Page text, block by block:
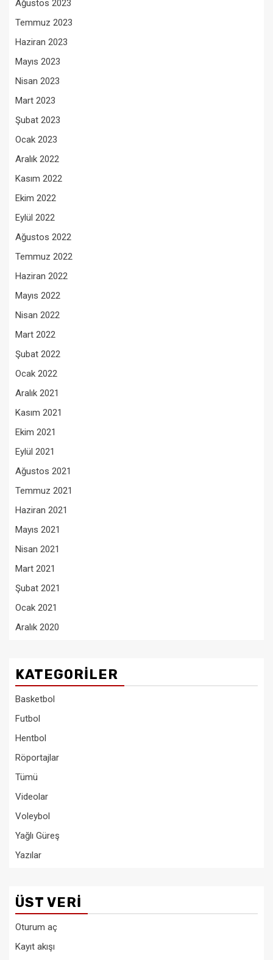
Ağustos 2023
Temmuz 2023
Haziran 2023
Mayıs 2023
Nisan 2023
Mart 2023
Şubat 2023
Ocak 2023
Aralık 2022
Kasım 2022
Ekim 2022
Eylül 2022
Ağustos 2022
Temmuz 2022
Haziran 2022
Mayıs 2022
Nisan 2022
Mart 2022
Şubat 2022
Ocak 2022
Aralık 2021
Kasım 2021
Ekim 2021
Eylül 2021
Ağustos 2021
Temmuz 2021
Haziran 2021
Mayıs 2021
Nisan 2021
Mart 2021
Şubat 2021
Ocak 2021
Aralık 2020
KATEGORILER
Basketbol
Futbol
Hentbol
Röportajlar
Tümü
Videolar
Voleybol
Yağlı Güreş
Yazılar
ÜST VERI
Oturum aç
Kayıt akışı